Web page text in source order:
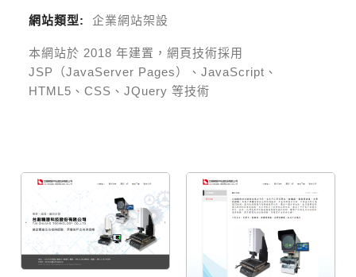
網站類型: 企業網站架設
本網站於 2018 年建置，網頁技術採用
JSP（JavaServer Pages）、JavaScript、
HTML5、CSS、JQuery 等技術